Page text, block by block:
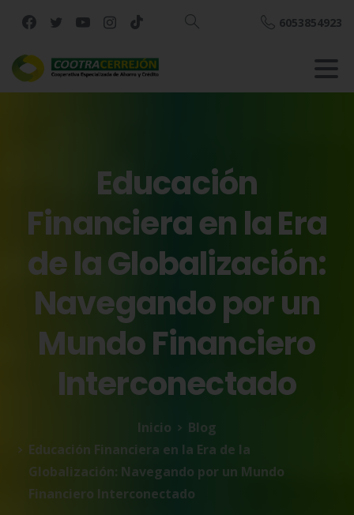
Buscar
6053854923
Educación
FinancieraenlaEra
delaGlobalización:
Navegandoporun
MundoFinanciero
Interconectado
Inicio
Blog
Educación Financiera en la Era de la
Globalización: Navegando por un Mundo
Financiero Interconectado